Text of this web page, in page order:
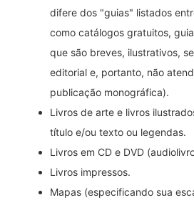
difere dos "guias" listados
como catálogos gratuitos,
que são breves, ilustrativos,
editorial e, portanto, não
publicação monográfica).
Livros de arte e livros
título e/ou texto ou legendas.
Livros em CD e DVD
Livros impressos.
Mapas (especificando sua